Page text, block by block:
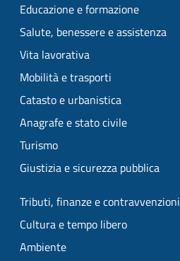
Educazione e formazione
Salute, benessere e assistenza
Vita lavorativa
Mobilità e trasporti
Catasto e urbanistica
Anagrafe e stato civile
Turismo
Giustizia e sicurezza pubblica
Tributi, finanze e contravvenzioni
Cultura e tempo libero
Ambiente